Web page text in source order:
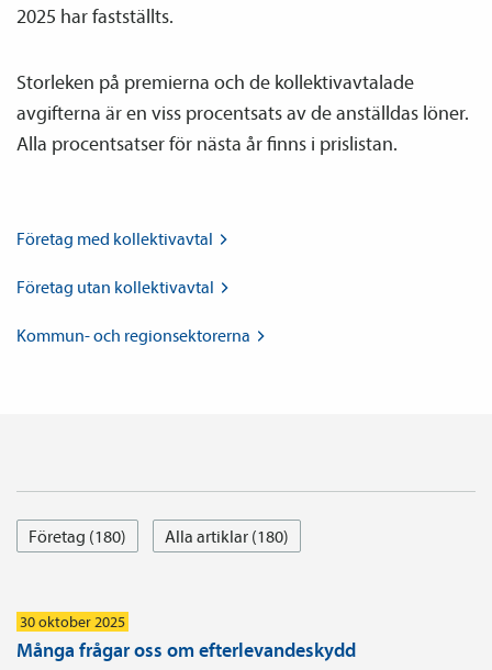
2025 har fastställts.
Storleken på premierna och de kollektiv­avtalade
avgifterna är en viss procentsats av de anställdas löner.
Alla procentsatser för nästa år finns i prislistan.
Företag med kollektiv­avtal
Företag utan kollektiv­avtal
Kommun- och regionsektorerna
Företag (180) Alla artiklar (180)
30 oktober 2025
Många frågar oss om efterlevandeskydd